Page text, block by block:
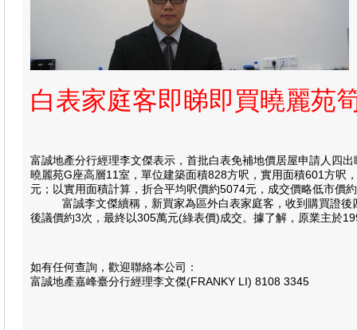
白表家庭客即睇即買曉麗苑
富誠地產分行經理李文傑表示，首批白表免補地價居屋申請人四
曉麗苑G座高層11室，單位建築面積828方呎，實用面積601方呎
元；以實用面積計算，折合平均呎價約5074元，成交價略低市價
富誠李文傑續稱，新買家為區外白表家庭客，收到購買證後
後議價約3次，最終以305萬元(綠表價)成交。據了解，原業主於
如有任何查詢，歡迎聯絡本公司：
富誠地產嘉峰臺分行經理李文傑(FRANKY LI) 8108 3345